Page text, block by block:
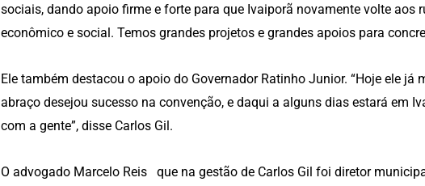
sociais, dando apoio firme e forte para que Ivaiporã novamente volte aos
econômico e social. Temos grandes projetos e grandes apoios para
Ele também destacou o apoio do Governador Ratinho Junior. “Hoje ele já
abraço desejou sucesso na convenção, e daqui a alguns dias estará em
com a gente”, disse Carlos Gil.
O advogado Marcelo Reis que na gestão de Carlos Gil foi diretor